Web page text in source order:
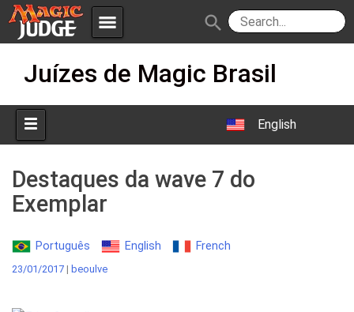
menu
Apps JudgeApps
Forum
Judges
Policies IPG
JAR
search
Juízes de Magic Brasil
English
Destaques da wave 7 do
Exemplar
Português English French
23/01/2017 | beoulve